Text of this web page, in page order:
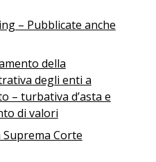
– Pubblicate anche
della
degli enti a
– turbativa d’asta e
di valori
Corte